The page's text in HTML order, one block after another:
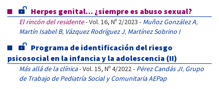
Herpes genital… ¿siempre es abuso sexual?
El rincón del residente- Vol. 16, Nº 2/2023 - Muñoz González A,
Martín Isabel B, Vázquez Rodríguez J, Martínez Sobrino I
Programa de identificación del riesgo
psicosocial en la infancia y la adolescencia (II)
Más allá de la clínica- Vol. 15, Nº 4/2022 - Pérez Candás JI, Grupo
de Trabajo de Pediatría Social y Comunitaria AEPap